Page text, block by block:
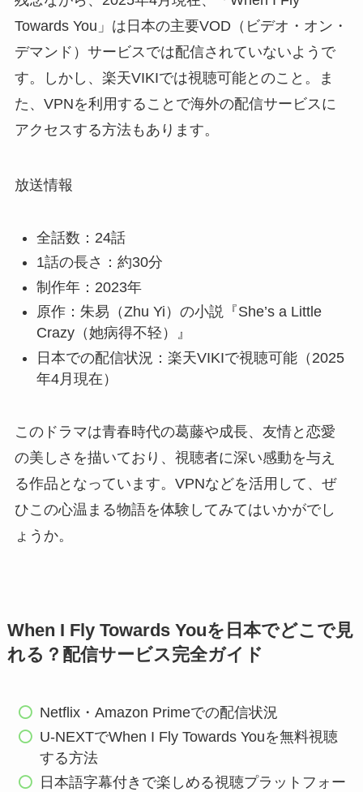
Towards You」は日本の主要VOD（ビデオ・オン・
デマンド）サービスでは配信されていないようで
す。しかし、楽天VIKIでは視聴可能とのこと。ま
た、VPNを利用することで海外の配信サービスに
アクセスする方法もあります。
放送情報
全話数：24話
1話の長さ：約30分
制作年：2023年
原作：朱易（Zhu Yi）の小説『She’s a Little
Crazy（她病得不轻）』
日本での配信状況：楽天VIKIで視聴可能（2025
年4月現在）
このドラマは青春時代の葛藤や成長、友情と恋愛
の美しさを描いており、視聴者に深い感動を与え
る作品となっています。VPNなどを活用して、ぜ
ひこの心温まる物語を体験してみてはいかがでし
ょうか。
When I Fly Towards Youを日本でどこで見
れる？配信サービス完全ガイド
Netflix・Amazon Primeでの配信状況
U-NEXTでWhen I Fly Towards Youを無料視聴
する方法
日本語字幕付きで楽しめる視聴プラットフォー